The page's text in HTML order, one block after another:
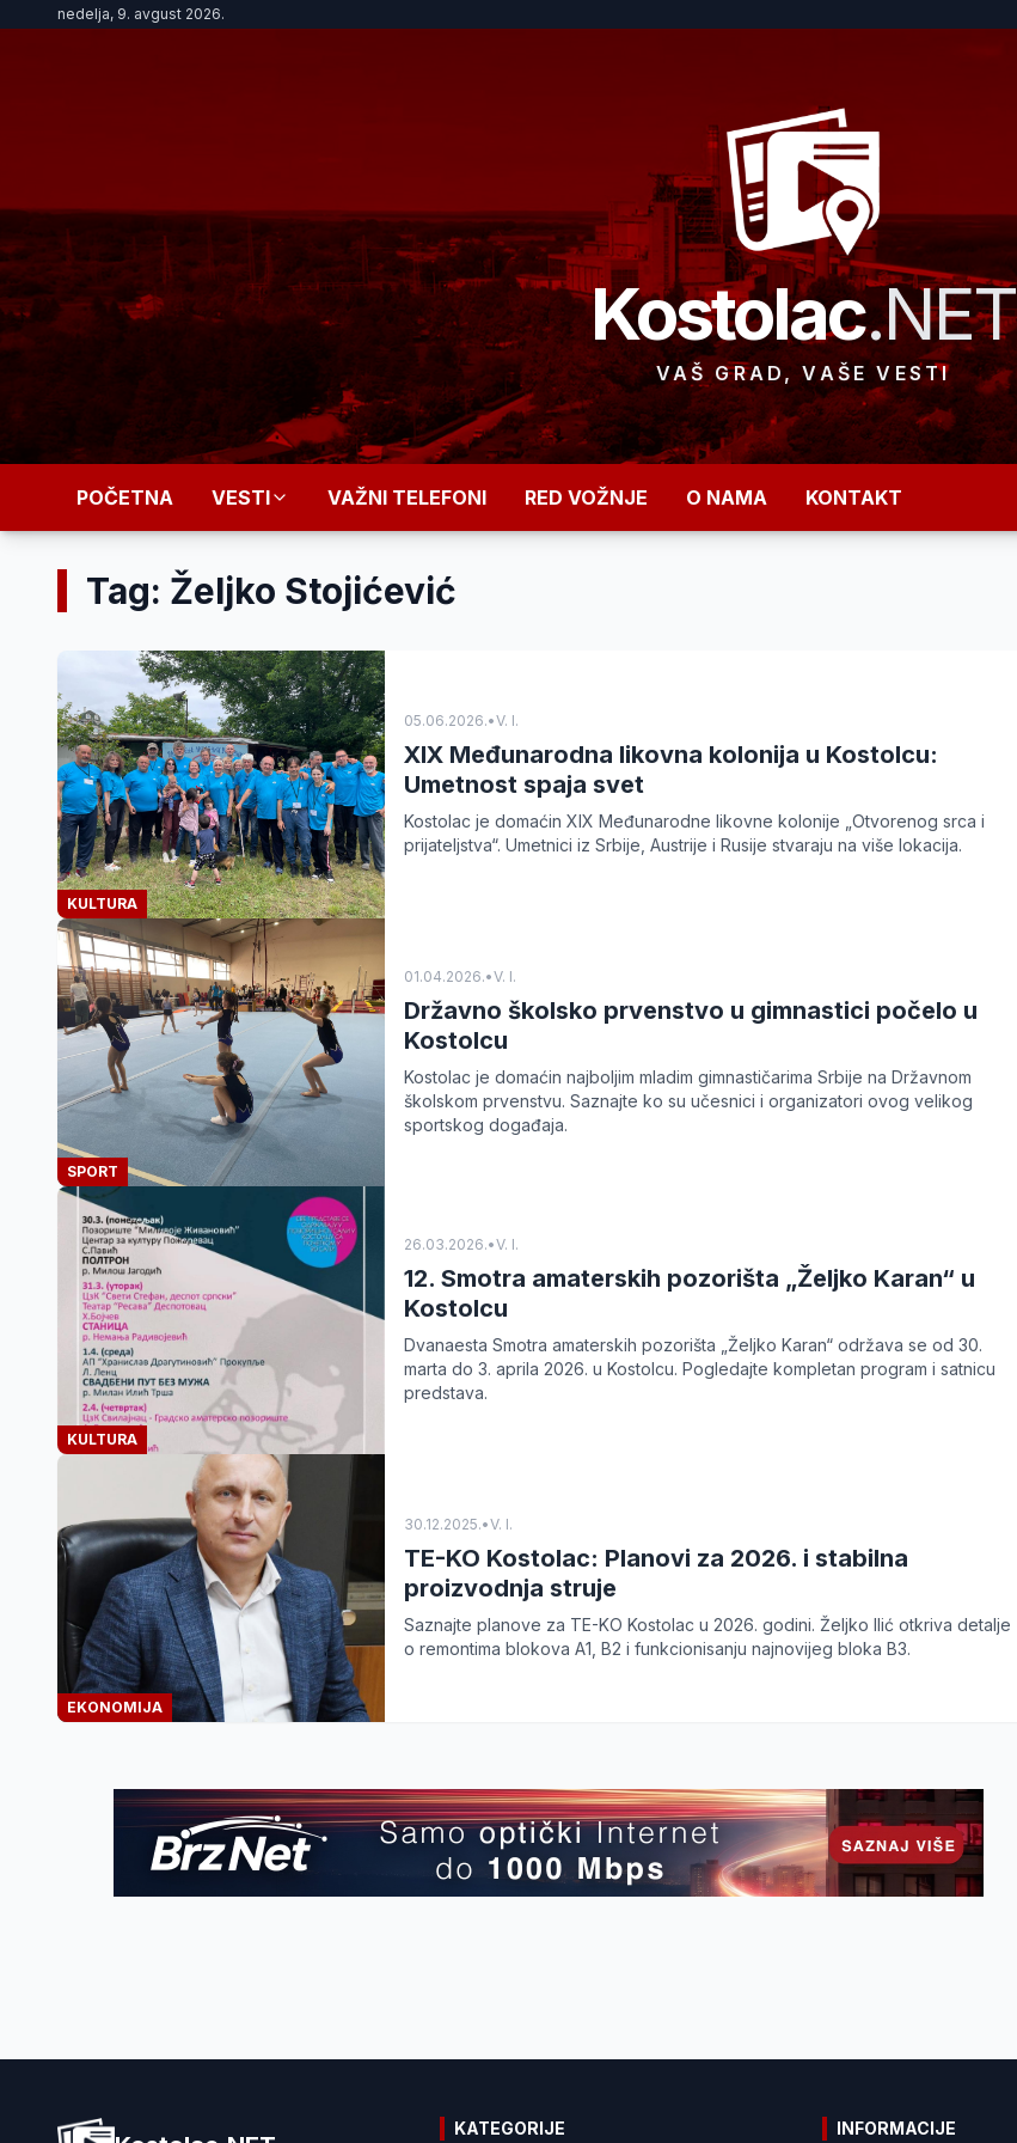
nedelja, 9. avgust 2026.
Kostolac.NET
VAŠ GRAD, VAŠE VESTI
POČETNA VESTI VAŽNI TELEFONI RED VOŽNJE O NAMA KONTAKT
Tag: Željko Stojićević
KULTURA
05.06.2026.•V. I.
XIX Međunarodna likovna kolonija u Kostolcu:
Umetnost spaja svet
Kostolac je domaćin XIX Međunarodne likovne kolonije „Otvorenog srca i
prijateljstva“. Umetnici iz Srbije, Austrije i Rusije stvaraju na više lokacija.
SPORT
01.04.2026.•V. I.
Državno školsko prvenstvo u gimnastici počelo u
Kostolcu
Kostolac je domaćin najboljim mladim gimnastičarima Srbije na Državnom
školskom prvenstvu. Saznajte ko su učesnici i organizatori ovog velikog
sportskog događaja.
KULTURA
26.03.2026.•V. I.
12. Smotra amaterskih pozorišta „Željko Karan“ u
Kostolcu
Dvanaesta Smotra amaterskih pozorišta „Željko Karan“ održava se od 30.
marta do 3. aprila 2026. u Kostolcu. Pogledajte kompletan program i satnicu
predstava.
EKONOMIJA
30.12.2025.•V. I.
TE-KO Kostolac: Planovi za 2026. i stabilna
proizvodnja struje
Saznajte planove za TE-KO Kostolac u 2026. godini. Željko Ilić otkriva detalje
o remontima blokova A1, B2 i funkcionisanju najnovijeg bloka B3.
KATEGORIJE INFORMACIJE